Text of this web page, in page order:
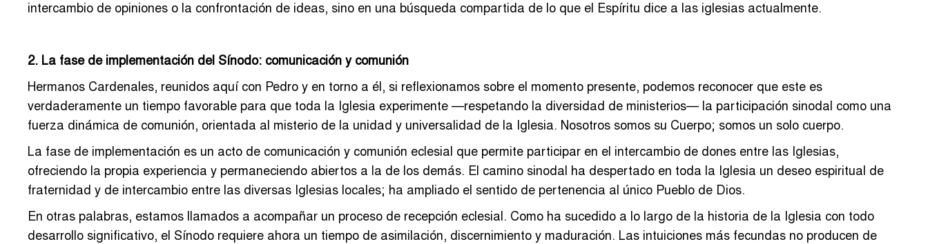
intercambio de opiniones o la confrontación de ideas, sino en una búsqueda compartida de lo que el Espíritu dice a las iglesias actualmente.
2. La fase de implementación del Sínodo: comunicación y comunión
Hermanos Cardenales, reunidos aquí con Pedro y en torno a él, si reflexionamos sobre el momento presente, podemos reconocer que este es
verdaderamente un tiempo favorable para que toda la Iglesia experimente —respetando la diversidad de ministerios— la participación sinodal como una
fuerza dinámica de comunión, orientada al misterio de la unidad y universalidad de la Iglesia. Nosotros somos su Cuerpo; somos un solo cuerpo.
La fase de implementación es un acto de comunicación y comunión eclesial que permite participar en el intercambio de dones entre las Iglesias,
ofreciendo la propia experiencia y permaneciendo abiertos a la de los demás. El camino sinodal ha despertado en toda la Iglesia un deseo espiritual de
fraternidad y de intercambio entre las diversas Iglesias locales; ha ampliado el sentido de pertenencia al único Pueblo de Dios.
En otras palabras, estamos llamados a acompañar un proceso de recepción eclesial. Como ha sucedido a lo largo de la historia de la Iglesia con todo
desarrollo significativo, el Sínodo requiere ahora un tiempo de asimilación, discernimiento y maduración. Las intuiciones más fecundas no producen de